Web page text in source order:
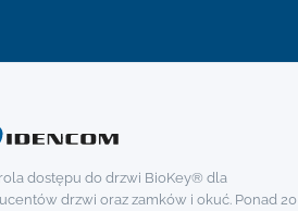
dostępu do drzwi BioKey® dla
drzwi oraz zamków i okuć. Ponad 20